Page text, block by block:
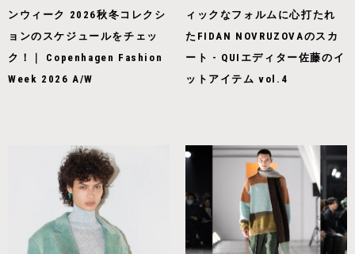
ンウィーク 2026秋冬コレクシ
ョンのスケジュールをチェッ
ク！｜ Copenhagen Fashion
Week 2026 A/W
ィックなフォルムに心打たれ
たFIDAN NOVRUZOVAのスカ
ート - QUIエディター佐藤のイ
ットアイテム vol.4